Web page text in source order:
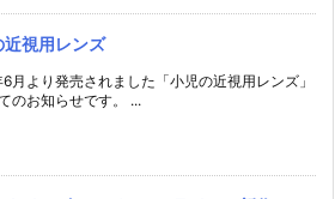
近視用レンズ
月より発売されました「小児の近視用レンズ」
のお知らせです。 ...